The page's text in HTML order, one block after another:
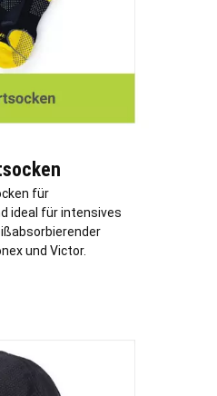
für
ideal für intensives
und Victor.